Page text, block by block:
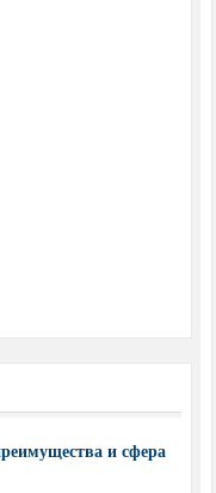
и сфера